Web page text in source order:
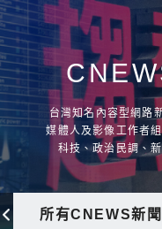
台灣知名內容型網路
媒體人及影像工作者
科技、政治民調、
所有CNEWS新聞